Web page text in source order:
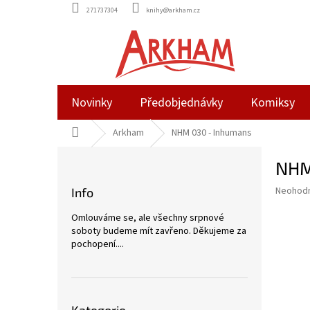
271737304 knihy@arkham.cz
Novinky Předobjednávky Komiksy
Domů Arkham NHM 030 - Inhumans
Info
Omlouváme se, ale všechny srpnové
soboty budeme mít zavřeno. Děkujeme za
pochopení....